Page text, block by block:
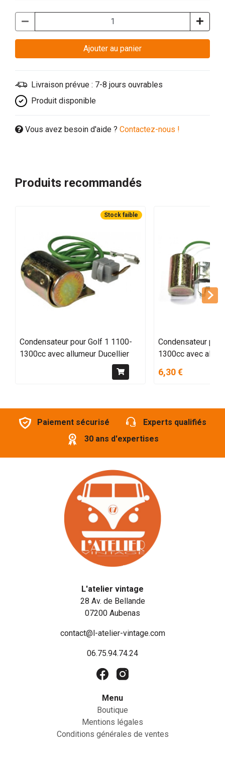
Ajouter au panier
Livraison prévue : 7-8 jours ouvrables
Produit disponible
Vous avez besoin d'aide ? Contactez-nous !
Produits recommandés
Stock faible
Condensateur pour Golf 1 1100-
1300cc avec allumeur Ducellier
Condensateur
1300cc avec
6,30 €
Paiement sécurisé
Experts qualifiés
30 ans d'expertises
L'atelier vintage
28 Av. de Bellande
07200 Aubenas
contact@l-atelier-vintage.com
06.75.94.74.24
Menu
Boutique
Mentions légales
Conditions générales de ventes